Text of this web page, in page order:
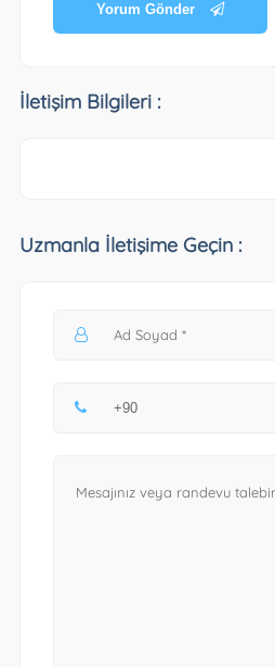
Yorum Gönder
İletişim Bilgileri :
Uzmanla İletişime Geçin :